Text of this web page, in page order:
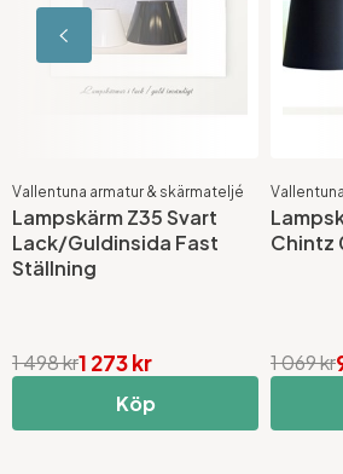
Vallentuna armatur & skärmateljé
Lampskärm Z35 Svart
Lack/Guldinsida Fast
Ställning
1 273 kr
1 498 kr
Köp
Chintz
1 069 kr